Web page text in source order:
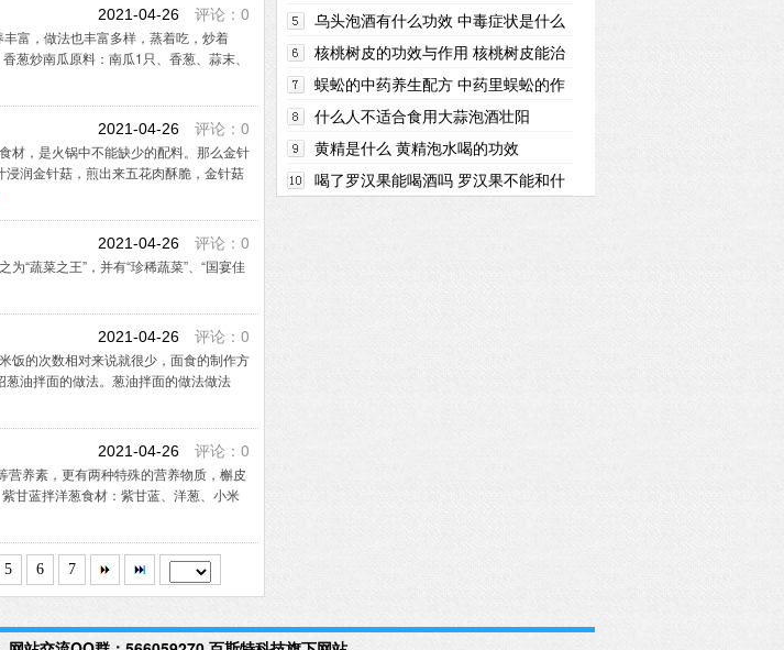
2021-04-26 评论：0
富，做法也丰富多样，蒸着吃，炒着
葱炒南瓜原料：南瓜1只、香葱、蒜末、
2021-04-26 评论：0
材，是火锅中不能缺少的配料。那么金针
润金针菇，煎出来五花肉酥脆，金针菇
2021-04-26 评论：0
“蔬菜之王”，并有“珍稀蔬菜”、“国宴佳
2021-04-26 评论：0
饭的次数相对来说就很少，面食的制作方
油拌面的做法。葱油拌面的做法做法
2021-04-26 评论：0
养素，更有两种特殊的营养物质，槲皮
甘蓝拌洋葱食材：紫甘蓝、洋葱、小米
5 6 7
螺肉？乌头泡酒有什么功效 中毒症状是什么
核桃树皮的功效与作用 核桃树皮能治
什么病蜈蚣的中药养生配方 中药里蜈蚣的作
用
什么人不适合食用大蒜泡酒壮阳
黄精是什么 黄精泡水喝的功效
喝了罗汉果能喝酒吗 罗汉果不能和什